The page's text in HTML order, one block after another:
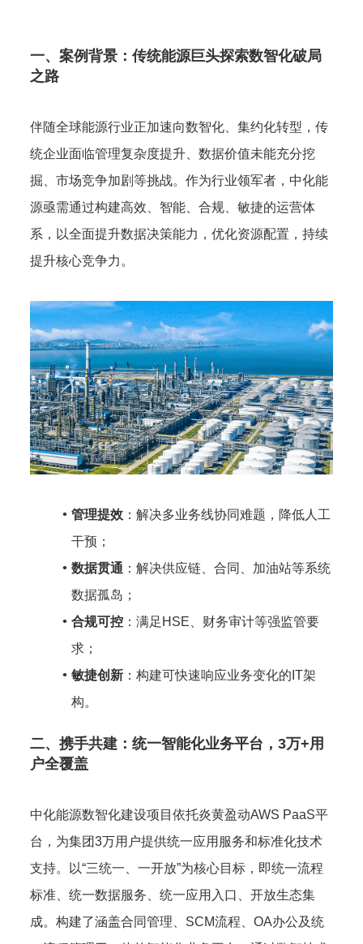
一、案例背景：传统能源巨头探索数智化破局
之路
伴随全球能源行业正加速向数智化、集约化转型，传
统企业面临管理复杂度提升、数据价值未能充分挖
掘、市场竞争加剧等挑战。作为行业领军者，中化能
源亟需通过构建高效、智能、合规、敏捷的运营体
系，以全面提升数据决策能力，优化资源配置，持续
提升核心竞争力。
管理提效：解决多业务线协同难题，降低人工
干预；
数据贯通 ：解决供应链、合同、加油站等系统
数据孤岛；
合规可控：满足HSE、财务审计等强监管要
求；
敏捷创新：构建可快速响应业务变化的IT架
构。
二、携手共建：统一智能化业务平台，3万+用
户全覆盖
中化能源数智化建设项目依托炎黄盈动AWS PaaS平
台，为集团3万用户提供统一应用服务和标准化技术
支持。以“三统一、一开放”为核心目标，即统一流程
标准、统一数据服务、统一应用入口、开放生态集
成。构建了涵盖合同管理、SCM流程、OA办公及统